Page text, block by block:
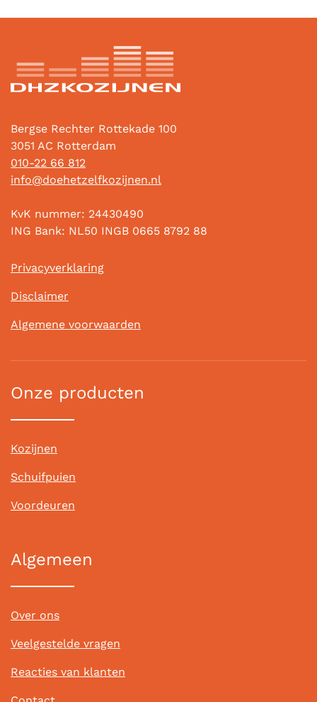
Bergse Rechter Rottekade 100
3051 AC Rotterdam
010-22 66 812
info@doehetzelfkozijnen.nl
KvK nummer: 24430490
ING Bank: NL50 INGB 0665 8792 88
Privacyverklaring
Disclaimer
Algemene voorwaarden
Onze producten
Kozijnen
Schuifpuien
Voordeuren
Algemeen
Over ons
Veelgestelde vragen
Reacties van klanten